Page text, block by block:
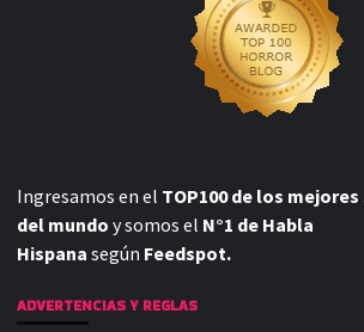
Ingresamos en el TOP100 de los
del mundo y somos el N°1 de Habla
Hispana según Feedspot.
ADVERTENCIAS Y REGLAS